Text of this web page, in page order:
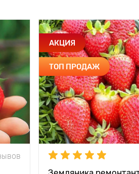
АКЦИЯ
ТОП ПРОДАЖ